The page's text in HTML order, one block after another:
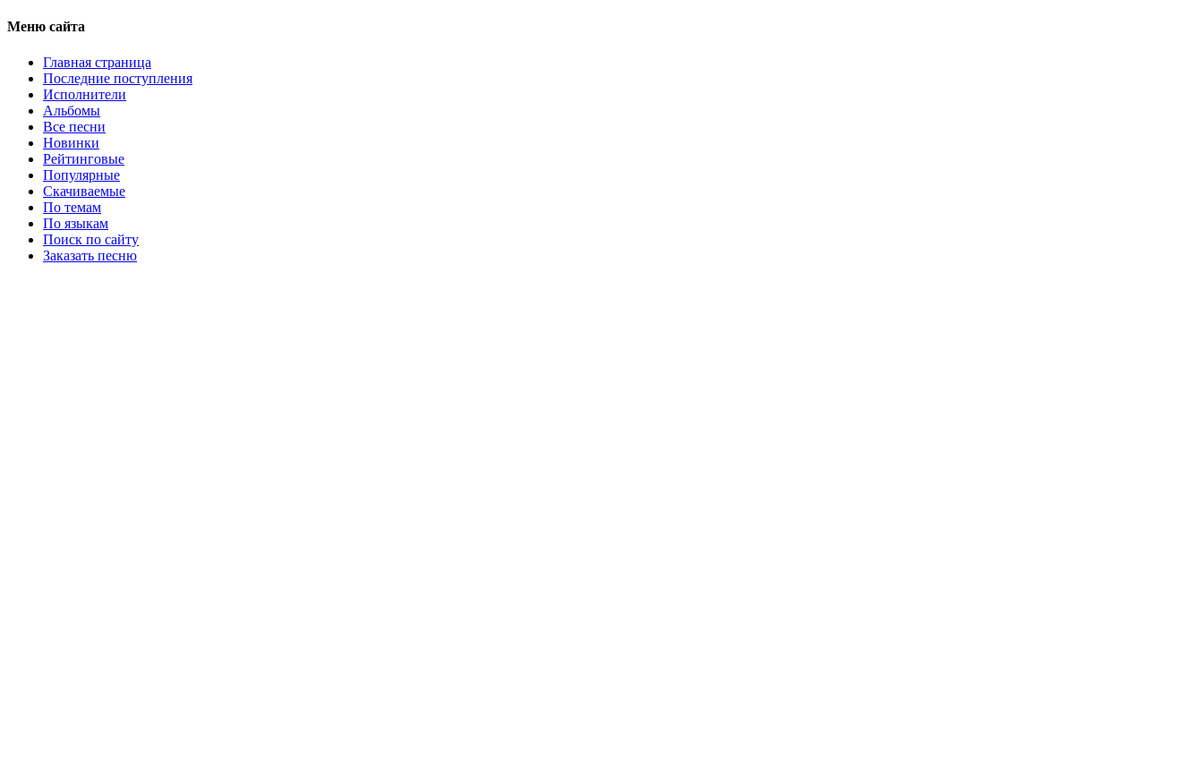
Меню сайта
Главная страница
Последние поступления
Исполнители
Альбомы
Все песни
Новинки
Рейтинговые
Популярные
Скачиваемые
По темам
По языкам
Поиск по сайту
Заказать песню